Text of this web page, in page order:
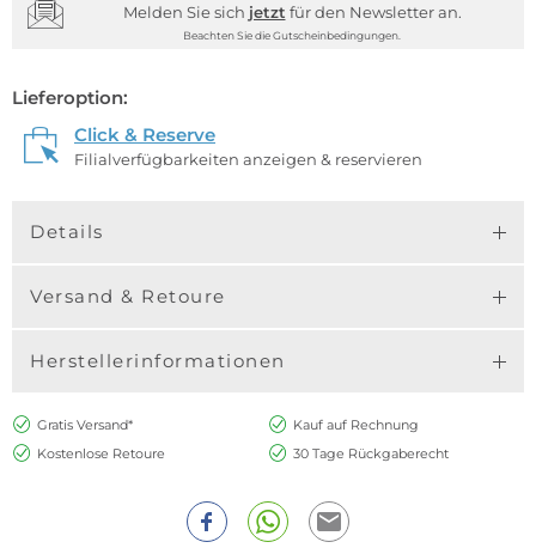
Melden Sie sich jetzt für den Newsletter an.
Beachten Sie die Gutscheinbedingungen.
Lieferoption:
Click & Reserve
Filialverfügbarkeiten anzeigen & reservieren
Details
Versand & Retoure
Herstellerinformationen
Gratis Versand*
Kauf auf Rechnung
Kostenlose Retoure
30 Tage Rückgaberecht